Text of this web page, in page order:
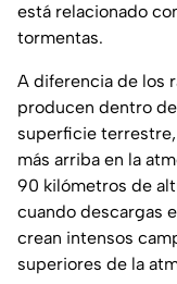
está relacionado
tormentas.
A diferencia de los
producen dentro
superficie
más arriba en la
90 kilómetros de
cuando descargas
crean intensos
superiores de la